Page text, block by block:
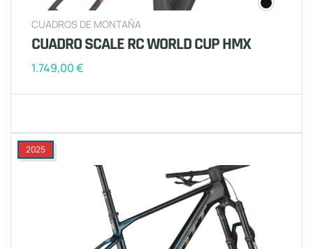
CUADROS DE MONTAÑA
CUADRO SCALE RC WORLD CUP HMX
1.749,00€
2025